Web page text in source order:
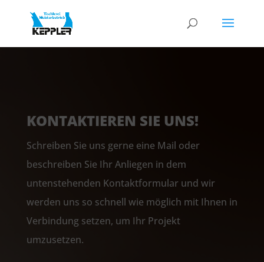
KONTAKTIEREN SIE UNS!
Schreiben Sie uns gerne eine Mail oder
beschreiben Sie Ihr Anliegen in dem
untenstehenden Kontaktformular und wir
werden uns so schnell wie möglich mit Ihnen in
Verbindung setzen, um Ihr Projekt
umzusetzen.